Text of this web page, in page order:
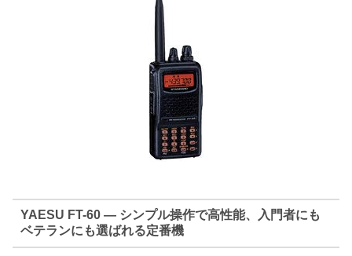
YAESU FT-60 ― シンプル操作で高性能、入門者にも
ベテランにも選ばれる定番機